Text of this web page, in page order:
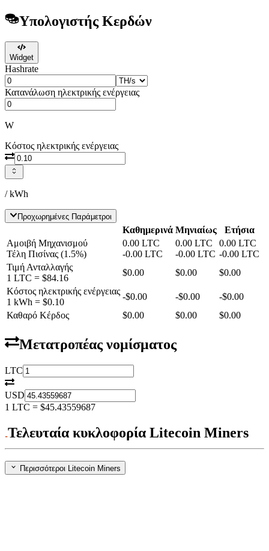
Υπολογιστής Κερδών
Widget
Hashrate
Κατανάλωση ηλεκτρικής ενέργειας
W
Κόστος ηλεκτρικής ενέργειας
/ kWh
Προχωρημένες Παράμετροι
Καθημερινά Μηνιαίως
Ετήσια
Αμοιβή Μηχανισμού
Τέλη Πισίνας (1.5%)
0.00 LTC
-0.00 LTC
0.00 LTC
-0.00 LTC
0.00 LTC
-0.00 LTC
Τιμή Ανταλλαγής
1 LTC = $84.16
$0.00 $0.00
$0.00
Κόστος ηλεκτρικής ενέργειας
1 kWh = $0.10
-$0.00 -$0.00 -$0.00
Καθαρό Κέρδος
$0.00 $0.00 $0.00
Μετατροπέας νομίσματος
LTC
USD
1 LTC = $45.43559687
Τελευταία κυκλοφορία Litecoin Miners
Περισσότεροι Litecoin Miners